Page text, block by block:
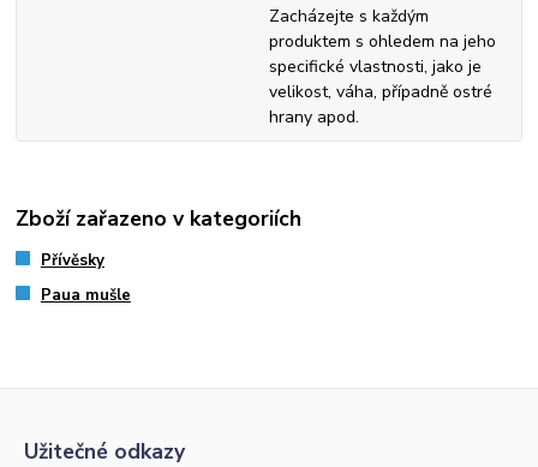
Zacházejte s každým
produktem s ohledem na jeho
specifické vlastnosti, jako je
velikost, váha, případně ostré
hrany apod.
Zboží zařazeno v kategoriích
Přívěsky
Paua mušle
Užitečné odkazy